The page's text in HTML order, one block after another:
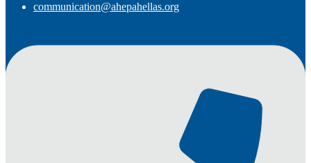
communication@ahepahellas.org